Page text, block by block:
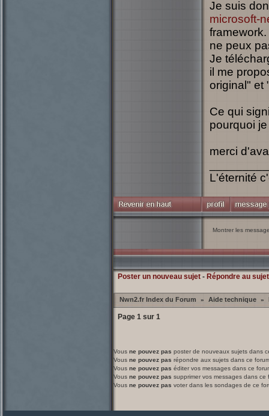
Je suis
microsoft-
ne peux
Je
il me
original" et
Ce qui
pourquoi
merci
L'éternité
Montrer les
Poster un nouveau sujet- Répondre au sujet
Nwn2.fr Index du Forum » Aide technique »
Page 1sur 1
Vous ne pouvez pas poster de nouveaux sujets dans
Vous ne pouvez pas répondre aux sujets dans ce
Vous ne pouvez pas éditer vos messages dans ce
Vous ne pouvez pas supprimer vos messages dans ce
Vous ne pouvez pas voter dans les sondages de ce